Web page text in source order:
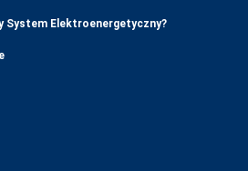
System Elektroenergetyczny?